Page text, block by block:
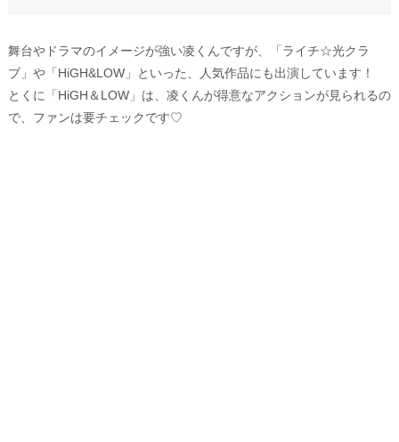
舞台やドラマのイメージが強い凌くんですが、「ライチ☆光クラ
ブ」や「HiGH&LOW」といった、人気作品にも出演しています！
とくに「HiGH＆LOW」は、凌くんが得意なアクションが見られるの
で、ファンは要チェックです♡